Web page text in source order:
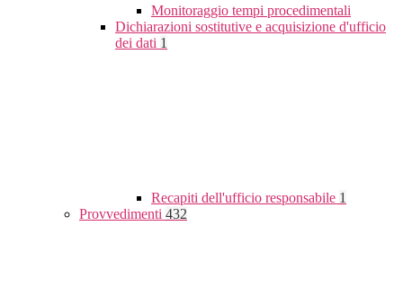
Monitoraggio tempi procedimentali
Dichiarazioni sostitutive e acquisizione d'ufficio
dei dati 1
Recapiti dell'ufficio responsabile 1
Provvedimenti 432